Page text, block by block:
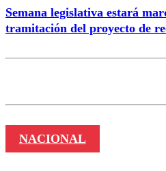
Semana legislativa estará
tramitación del proyecto de
NACIONAL